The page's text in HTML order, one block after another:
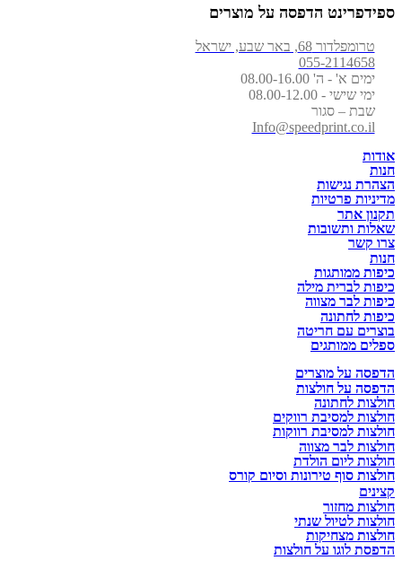
ספידפרינט הדפסה על מוצרים
טרומפלדור 68, באר שבע, ישראל
055-2114658
ימים א' - ה' 08.00-16.00
ימי שישי - 08.00-12.00
שבת – סגור
Info@speedprint.co.il
אודות
חנות
הצהרת נגישות
מדיניות פרטיות
תקנון אתר
שאלות ותשובות
צרו קשר
חנות
כיפות ממותגות
כיפות לברית מילה
כיפות לבר מצווה
כיפות לחתונה
בוצרים עם חריטה
ספלים ממותגים
הדפסה על מוצרים
הדפסה על חולצות
חולצות לחתונה
חולצות למסיבת רווקים
חולצות למסיבת רווקות
חולצות לבר מצווה
חולצות ליום הולדת
חולצות סוף טירונות וסיום קורס
קצינים
חולצות מחזור
חולצות לטיול שנתי
חולצות מצחיקות
הדפסת לוגו על חולצות